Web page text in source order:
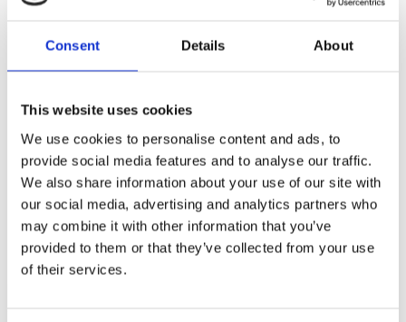
Consent Details About
This website uses cookies
We use cookies to personalise content and ads, to
provide social media features and to analyse our traffic.
We also share information about your use of our site with
our social media, advertising and analytics partners who
may combine it with other information that you’ve
provided to them or that they’ve collected from your use
of their services.
Tekniska data
Storlek på baselement